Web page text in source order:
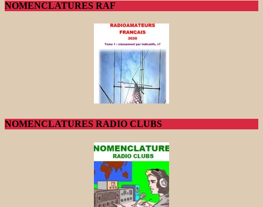
NOMENCLATURES RAF
NOMENCLATURES RADIO CLUBS